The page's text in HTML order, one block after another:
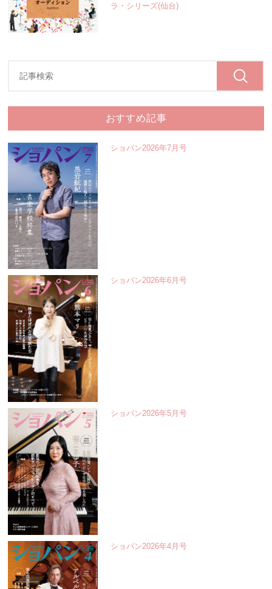
ラ・シリーズ(仙台)
おすすめ記事
ショパン2026年7月号
ショパン2026年6月号
ショパン2026年5月号
ショパン2026年4月号